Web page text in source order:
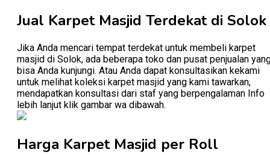
Jual Karpet Masjid Terdekat di Solok
Jika Anda mencari tempat terdekat untuk membeli karpet
masjid di Solok, ada beberapa toko dan pusat penjualan
bisa Anda kunjungi. Atau Anda dapat konsultasikan kekami
untuk melihat koleksi karpet masjid yang kami tawarkan,
mendapatkan konsultasi dari staf yang berpengalaman Info
lebih lanjut klik gambar wa dibawah.
Harga Karpet Masjid per Roll